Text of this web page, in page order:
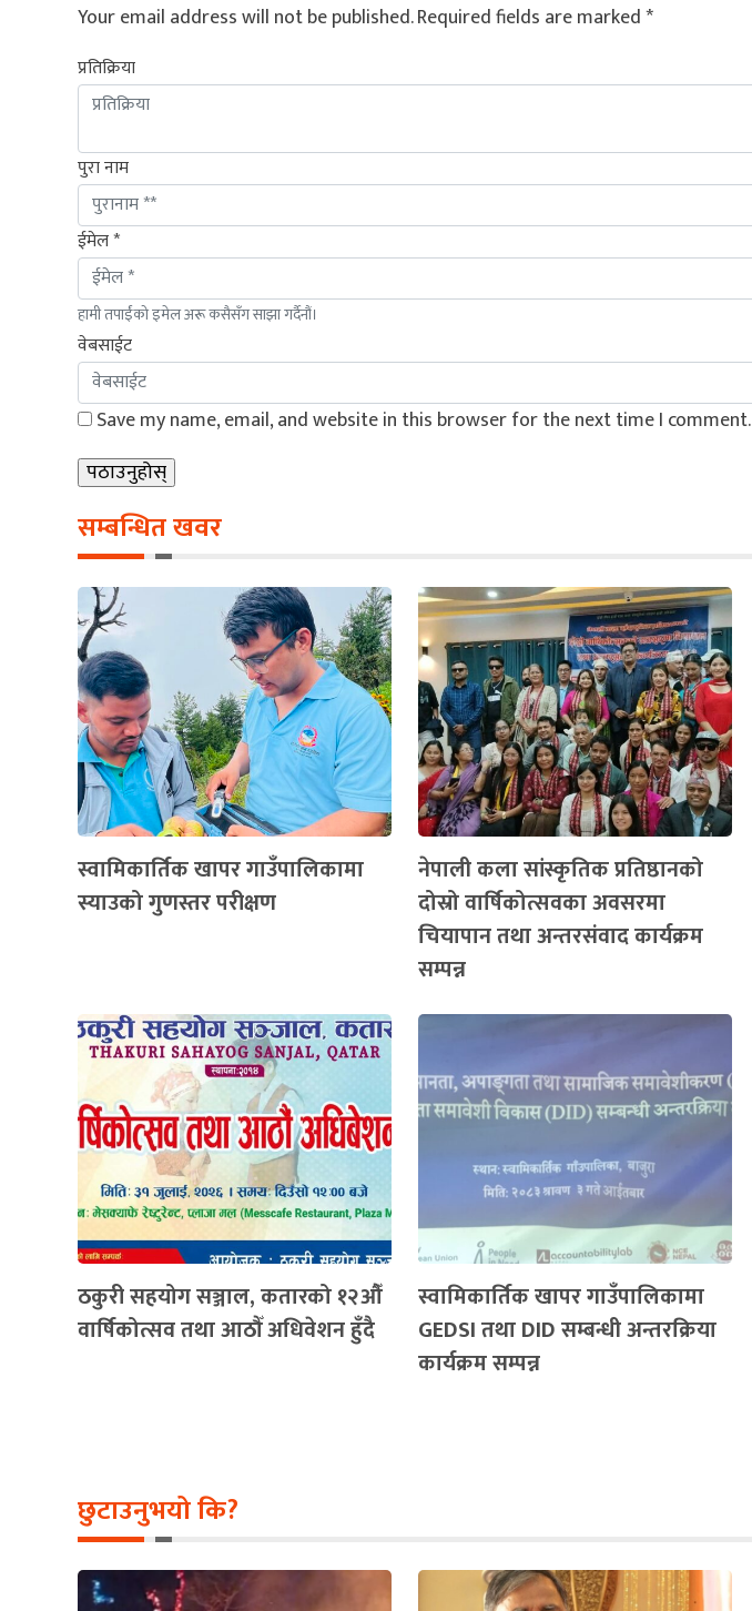
Your email address will not be published.Required fields are marked*
प्रतिक्रिया
पुरा नाम
ईमेल *
हामी तपाईंको इमेल अरू कसैसँग साझा गर्दैनौं।
वेबसाईट
Save my name, email, and website in this browser for the next time I comment.
सम्बन्धित खवर
स्वामिकार्तिक खापर गाउँपालिकामा
स्याउको गुणस्तर परीक्षण
नेपाली कला सांस्कृतिक प्रतिष्ठानको
दोस्रो वार्षिकोत्सवका अवसरमा
चियापान तथा अन्तरसंवाद कार्यक्रम
सम्पन्न
ठकुरी सहयोग सञ्जाल, कतारको १२औँ
वार्षिकोत्सव तथा आठौँ अधिवेशन हुँदै
स्वामिकार्तिक खापर गाउँपालिकामा
GEDSI तथा DID सम्बन्धी अन्तरक्रिया
कार्यक्रम सम्पन्न
छुटाउनुभयो कि?